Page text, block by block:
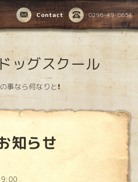
0296-49-8654
Contact
ッグスクール
事なら何なりと❗️
知らせ